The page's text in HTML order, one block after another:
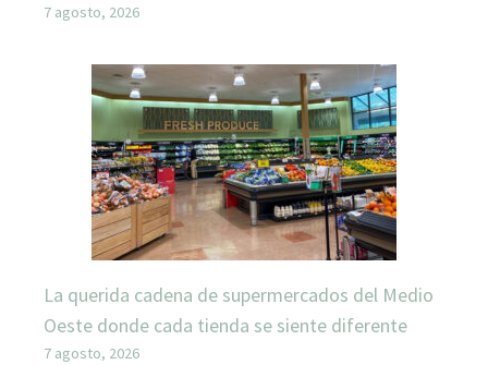
7 agosto, 2026
La querida cadena de supermercados del Medio
Oeste donde cada tienda se siente diferente
7 agosto, 2026